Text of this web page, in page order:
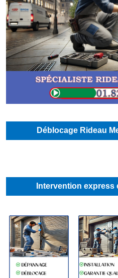
Déblocage Rideau
Intervention express